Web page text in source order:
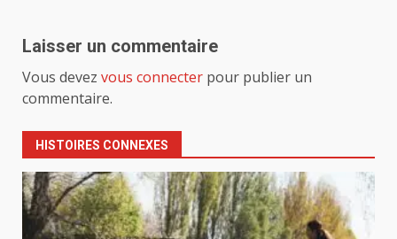
Laisser un commentaire
Vous devez vous connecter pour publier un
commentaire.
HISTOIRES CONNEXES